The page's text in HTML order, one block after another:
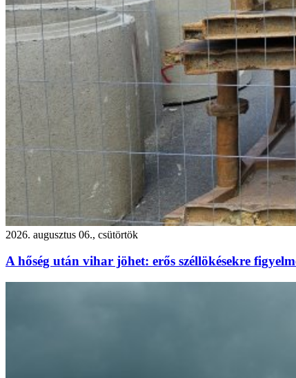
2026. augusztus 06., csütörtök
A hőség után vihar jöhet: erős széllökésekre